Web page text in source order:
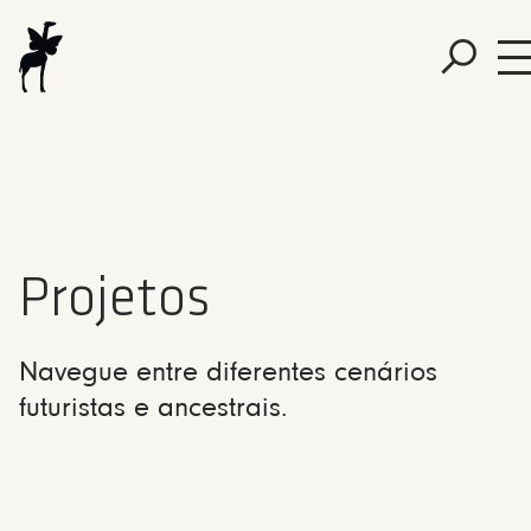
Projetos
Navegue entre diferentes cenários
futuristas e ancestrais.